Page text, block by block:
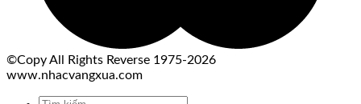
©Copy All Rights Reverse 1975-2026
www.nhacvangxua.com